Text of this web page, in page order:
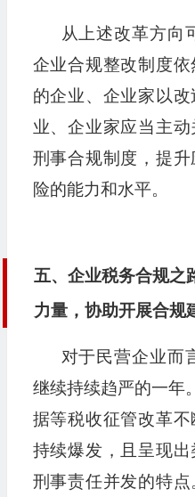
从上述改革方向
企业合规整改制度
的企业、企业家以
业、企业家应当主
刑事合规制度，提
险的能力和水平。
五、企业税务合规之
力量，协助开展合规
对于民营企业而
继续持续趋严的一年
据等税收征管改革
持续爆发，且呈现
刑事责任并发的特